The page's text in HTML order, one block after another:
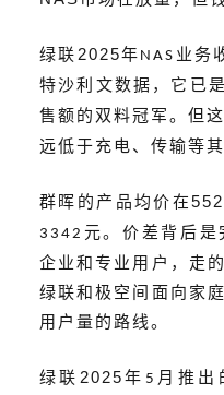
绿联2025年 NAS 业务
特沙利文数据，它已
售额的双料冠军。但
远低于充电、传输等
群晖的产品均价在
3342 元。价差背后是
企业和专业用户，走
绿联和极空间面向家
用户量的路线。
绿联 2025年 5 月推出